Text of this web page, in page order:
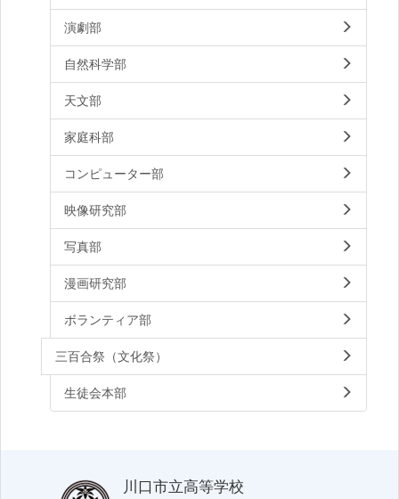
演劇部
自然科学部
天文部
家庭科部
コンピューター部
映像研究部
写真部
漫画研究部
ボランティア部
三百合祭（文化祭）
生徒会本部
川口市立高等学校